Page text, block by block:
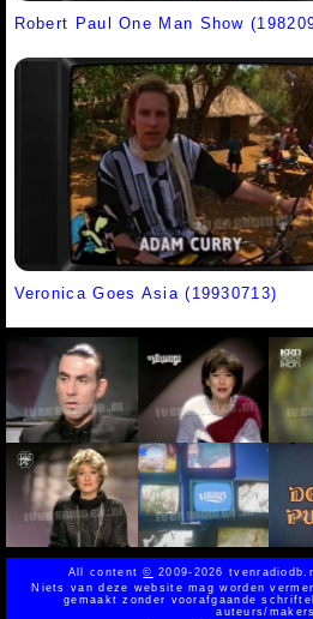
Robert Paul One Man Show
Veronica Goes Asia (19930713)
All content© 2009-2026
Niets van deze website mag worden
gemaakt zonder voorafgaande
auteurs/